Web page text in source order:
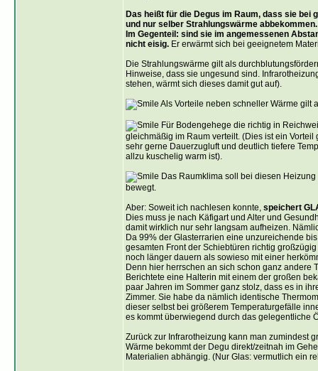
Das heißt für die Degus im Raum, dass sie
und nur selber Strahlungswärme abbekommen.
Im Gegenteil: sind sie im angemessenen
nicht eisig.Er erwärmt sich bei geeignetem
Die Strahlungswärme gilt als
Hinweise, dass sie ungesund sind.
stehen, wärmt sich dieses damit gut auf).
Als Vorteile neben schneller Wärme gilt
Für Bodengehege die richtig in
gleichmäßig im Raum verteilt. (Dies ist ein
sehr gerne Dauerzugluft und deutlich tiefere
allzu kuschelig warm ist).
Das Raumklima soll bei diesen
bewegt.
Aber: Soweit ich nachlesen konnte, speichert
Dies muss je nach Käfigart und Alter und
damit wirklich nur sehr langsam aufheizen.
Da 99% der Glasterrarien eine unzureichende
gesamten Front der Schiebtüren richtig
noch länger dauern als sowieso mit einer
Denn hier herrschen an sich schon ganz andere
Berichtete eine Halterin mit einem der großen
paar Jahren im Sommer ganz stolz, dass es in
Zimmer. Sie habe da nämlich identische
dieser selbst bei größerem Temperaturgefälle
es kommt überwiegend durch das gelegentliche
Zurück zur Infrarotheizung kann man zumindest
Wärme bekommt der Degu direkt/zeitnah im
Materialien abhängig. (Nur Glas: vermutlich ein